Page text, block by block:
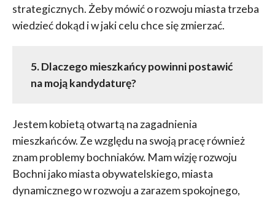
strategicznych. Żeby mówić o rozwoju miasta trzeba
wiedzieć dokąd i w jaki celu chce się zmierzać.
5. Dlaczego mieszkańcy powinni postawić
na moją kandydaturę?
Jestem kobietą otwartą na zagadnienia
mieszkańców. Ze względu na swoją pracę również
znam problemy bochniaków. Mam wizję rozwoju
Bochni jako miasta obywatelskiego, miasta
dynamicznego w rozwoju a zarazem spokojnego,